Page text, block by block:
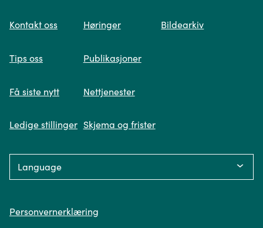
Kontakt oss
Tips oss
Få siste nytt
Ledige stillinger
Høringer
Publikasjoner
Nettjenester
Skjema og frister
Bildearkiv
Personvern
Personvernerklæring